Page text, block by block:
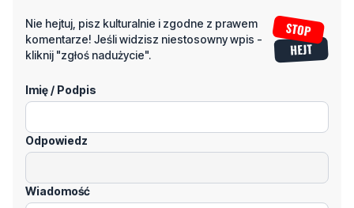
Nie hejtuj, pisz kulturalnie i zgodne z prawem
komentarze! Jeśli widzisz niestosowny wpis -
kliknij "zgłoś nadużycie".
Imię / Podpis
Odpowiedz
Wiadomość